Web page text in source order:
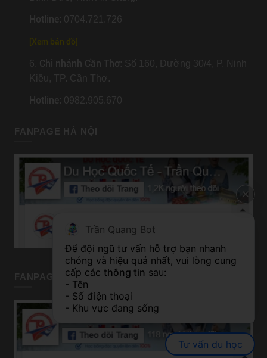
Hotline: 0704.721.726
Xem bản đồ
6. Chi nhánh Cần Thơ: Số 160, Đường 30/4, P. Ninh
Kiều, TP. Cần Thơ.
Hotline: 0982.905.670
FANPAGE HÀ NỘI
FANPAGE TP HỒ CHÍ MINH
Trần Quang Bot
Để đội ngũ tư vấn hỗ trợ bạn nhanh
chóng và hiệu quả nhất, vui lòng cung
cấp các thông tin sau:
- Tên
- Số điện thoại
- Khu vực đang sống
Tư vấn du học